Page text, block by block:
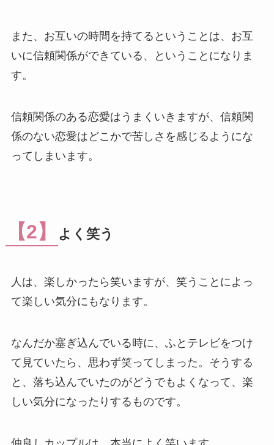
また、お互いの時間を持てるということは、お互
いに信頼関係ができている、ということになりま
す。
信頼関係のある恋愛はうまくいきますが、信頼関
係のない恋愛はどこかで苦しさを感じるようにな
ってしまいます。
【2】 よく笑う
人は、楽しかったら笑いますが、笑うことによっ
て楽しい気分にもなります。
なんだか塞ぎ込んでいる時に、ふとテレビをつけ
て見ていたら、思わず笑ってしまった。そうする
と、落ち込んでいたのがどうでもよくなって、楽
しい気分になったりするものです。